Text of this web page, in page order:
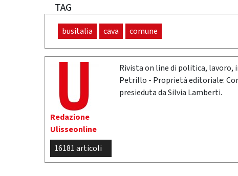
TAG
busitalia cava comune
Redazione
Ulisseonline
16181 articoli
Rivista on line di politica, lavoro,
Petrillo - Proprietà editoriale:
presieduta da Silvia Lamberti.